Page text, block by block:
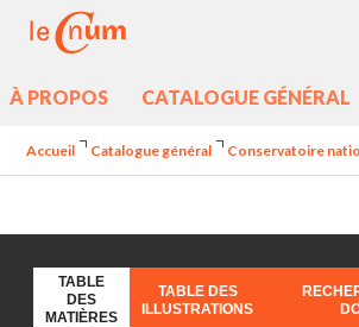
À PROPOS CATALOGUE GÉNÉRAL
Accueil Catalogue général Conservatoire
TABLE
DES
MATIÈRES
TABLE DES
ILLUSTRATIONS